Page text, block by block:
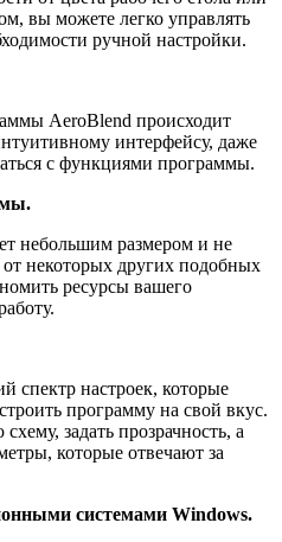
вы можете легко управлять
ручной настройки.
AeroBlend происходит
интерфейсу, даже
с функциями программы.
небольшим размером и не
от некоторых других подобных
ресурсы вашего
спектр настроек, которые
программу на свой вкус.
задать прозрачность, а
которые отвечают за
системами Windows.